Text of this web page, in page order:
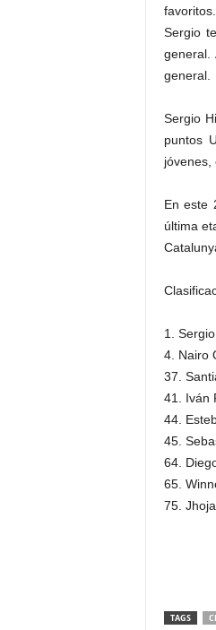
Sergio
general.
general.
Sergio
puntos
jóvenes,
En este
última
1.
4. Nairo
37.
41. Iván
44.
45.
64.
65.
75.
TAGS